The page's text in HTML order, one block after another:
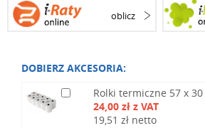
oblicz
DOBIERZ AKCESORIA:
Rolki termiczne 57 x 30
24,00 zł z VAT
19,51 zł netto